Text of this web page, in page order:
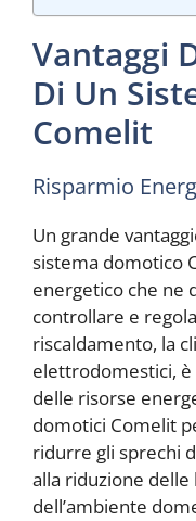
Vantaggi
Di Un
Comelit
Risparmio
Un grande
sistema domotico
energetico che ne
controllare e
riscaldamento, la
elettrodomestici, è
delle risorse
domotici Comelit
ridurre gli sprechi
alla riduzione delle
dell’ambiente